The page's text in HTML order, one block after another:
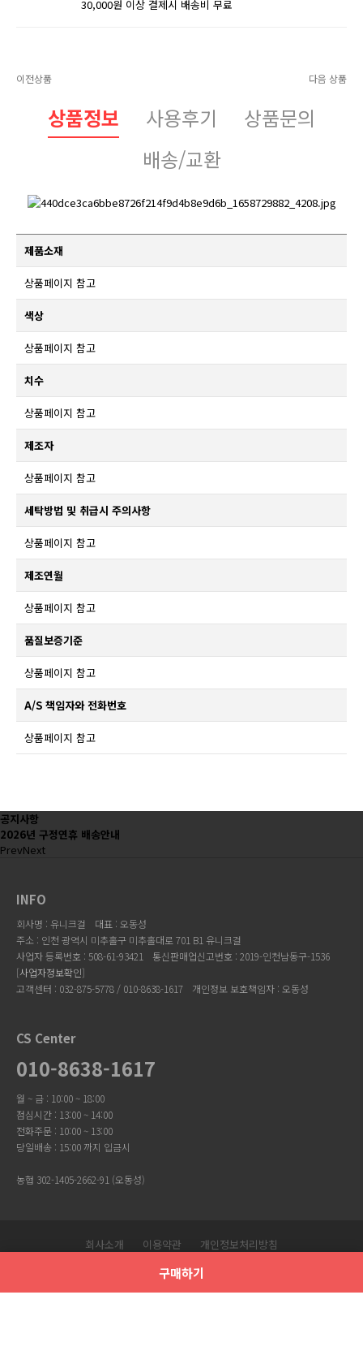
30,000원 이상 결제시 배송비 무료
구매하기
이전상품 다음 상품
상품정보 사용후기
상품문의
배송/교환
제품소재
상품페이지 참고
색상
상품페이지 참고
치수
상품페이지 참고
제조자
상품페이지 참고
세탁방법 및 취급시 주의사항
상품페이지 참고
제조연월
상품페이지 참고
품질보증기준
상품페이지 참고
A/S 책임자와 전화번호
상품페이지 참고
공지사항
2026년 구정연휴 배송안내
PrevNext
INFO
회사명 : 유니크걸
대표 : 오동성
주소 : 인천 광역시 미추홀구 미추홀대로 701 B1 유니크걸
사업자 등록번호 : 508-61-93421
통신판매업신고번호 : 2019-인천남동구-1536
[사업자정보확인]
고객센터 : 032-875-5778 / 010-8638-1617
개인정보 보호책임자 : 오동성
CS Center
010-8638-1617
월 ~ 금 : 10:00 ~ 18:00
점심시간 : 13:00 ~ 14:00
전화주문 : 10:00 ~ 13:00
당일배송 : 15:00 까지 입금시
농협 302-1405-2662-91 (오동성)
회사소개 이용약관
개인정보처리방침
Copyright © 유니크걸. All Rights Reserved.